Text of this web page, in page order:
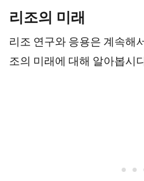
리조의 미래
리조 연구와 응용은 계속해
조의 미래에 대해 알아봅시